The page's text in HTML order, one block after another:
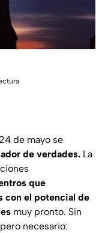
de mayo se
de verdades. La
que
con el potencial de
muy pronto. Sin
necesario: